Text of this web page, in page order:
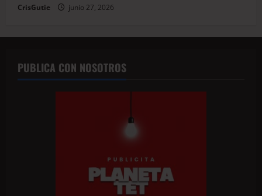
CrisGutie junio 27, 2026
PUBLICA CON NOSOTROS